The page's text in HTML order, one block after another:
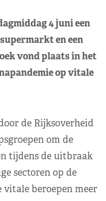
4 juni een
en een
vond plaats in het
op vitale
de Rijksoverheid
om de
tijdens de uitbraak
sectoren op de
vitale beroepen meer